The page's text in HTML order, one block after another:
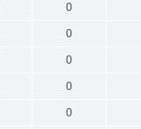
0
0
0
0
0